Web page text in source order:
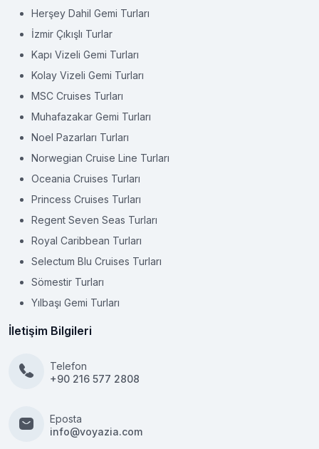
Herşey Dahil Gemi Turları
İzmir Çıkışlı Turlar
Kapı Vizeli Gemi Turları
Kolay Vizeli Gemi Turları
MSC Cruises Turları
Muhafazakar Gemi Turları
Noel Pazarları Turları
Norwegian Cruise Line Turları
Oceania Cruises Turları
Princess Cruises Turları
Regent Seven Seas Turları
Royal Caribbean Turları
Selectum Blu Cruises Turları
Sömestir Turları
Yılbaşı Gemi Turları
İletişim Bilgileri
Telefon
+90 216 577 2808
Eposta
info@voyazia.com